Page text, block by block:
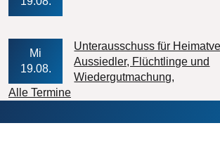
Mi
19.08.
Unterausschuss für
Aussiedler, Flüchtlinge und
Wiedergutmachung
Alle Termine